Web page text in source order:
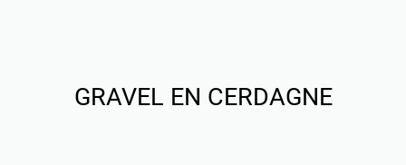
GRAVEL EN CERDAGNE